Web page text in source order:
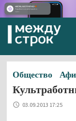
Общество
03.09.2013 17:25